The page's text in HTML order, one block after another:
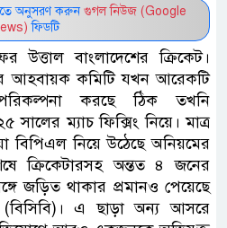
অনুসরণ করুন গুগল নিউজ (Google
ফিডটি
উত্তাল বাংলাদেশের ক্রিকেট।
আহবায়ক কমিটি যখন আরেকটি
করছে ঠিক তখনি
ম্যাচ ফিক্সিং নিয়ে। মাত্র
বিপিএল নিয়ে উঠেছে অনিয়মের
ক্রিকেটারসহ অন্তত ৪ জনের
জড়িত থাকার প্রমানও পেয়েছে
(বিসিবি)। এ ছাড়া অন্য আসরে